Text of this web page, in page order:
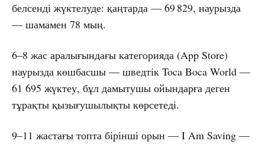
белсенді жүктелуде: қаңтарда — 69 829, наурызда
— шамамен 78 мың.
6–8 жас аралығындағы категорияда (App Store)
наурызда көшбасшы — шведтік Toca Boca World —
61 695 жүктеу, бұл дамытушы ойындарға деген
тұрақты қызығушылықты көрсетеді.
9–11 жастағы топта бірінші орын — I Am Saving —